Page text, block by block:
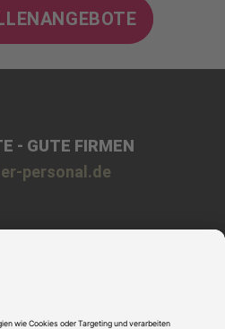
- GUTE FIRMEN
personal.de